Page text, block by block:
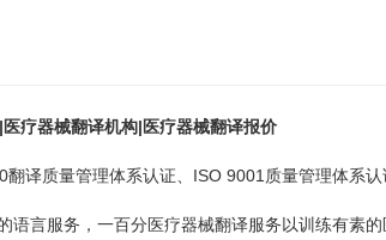
| 医疗器械翻译机构| 医疗器械翻译报价
翻译质量管理体系认证、 ISO 9001 质量管理体系认
语言服务，一百分医疗器械翻译服务以训练有素的